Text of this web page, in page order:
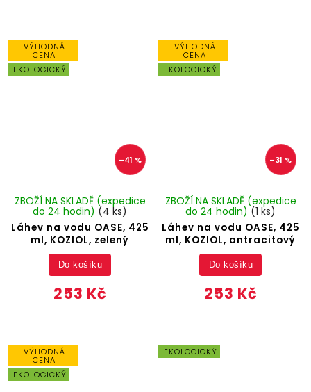
VÝHODNÁ
CENA
EKOLOGICKÝ
–41 %
Láhev na vodu OASE, 425
ml, KOZIOL, zelený
ZBOŽÍ NA SKLADĚ (expedice
do 24 hodin) (4 ks)
253 Kč
Do košíku
VÝHODNÁ
CENA
EKOLOGICKÝ
–31 %
Láhev na vodu OASE, 425
ml, KOZIOL, antracitový
ZBOŽÍ NA SKLADĚ (expedice
do 24 hodin) (1 ks)
253 Kč
Do košíku
VÝHODNÁ
CENA
EKOLOGICKÝ
EKOLOGICKÝ